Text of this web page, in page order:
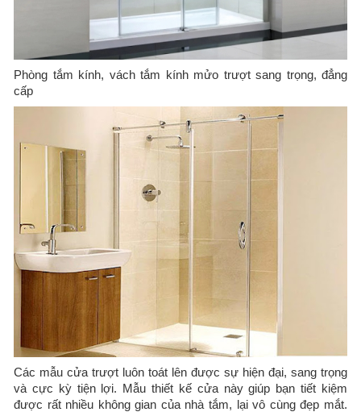
Phòng tắm kính, vách tắm kính mửo trượt sang trọng, đẳng
cấp
Các mẫu cửa trượt luôn toát lên được sự hiện đại, sang trọng
và cực kỳ tiện lợi. Mẫu thiết kế cửa này giúp bạn tiết kiệm
được rất nhiều không gian của nhà tắm, lại vô cùng đẹp mắt.